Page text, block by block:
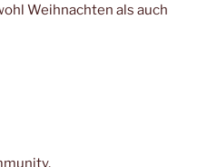
Weihnachten als auch